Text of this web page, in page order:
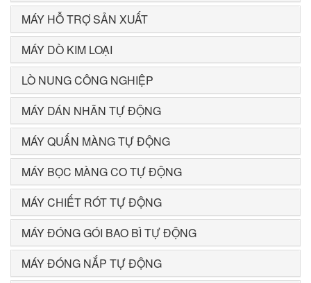
MÁY HỖ TRỢ SẢN XUẤT
MÁY DÒ KIM LOẠI
LÒ NUNG CÔNG NGHIỆP
MÁY DÁN NHÃN TỰ ĐỘNG
MÁY QUẤN MÀNG TỰ ĐỘNG
MÁY BỌC MÀNG CO TỰ ĐỘNG
MÁY CHIẾT RÓT TỰ ĐỘNG
MÁY ĐÓNG GÓI BAO BÌ TỰ ĐỘNG
MÁY ĐÓNG NẮP TỰ ĐỘNG